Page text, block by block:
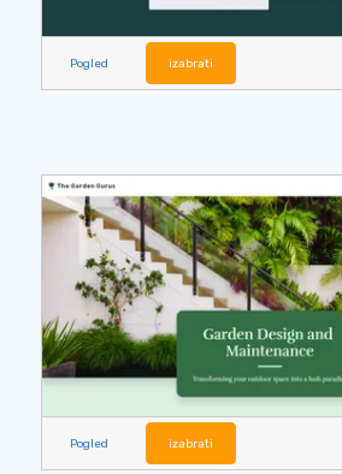
Pogled izabrati
Pogled izabrati